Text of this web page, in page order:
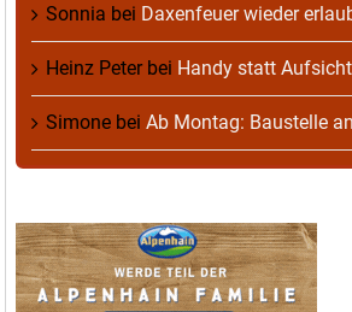
Sonnia bei Daxenfeuer wieder
Heinz Peterbei Handy statt
Simone bei Ab Montag: Baustelle